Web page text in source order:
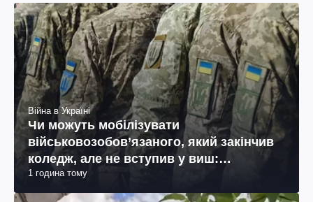
Війна в Україні
Чи можуть мобілізувати
військовозобов’язаного, який закінчив
коледж, але не вступив у виш:
пояснення юриста
1 година тому